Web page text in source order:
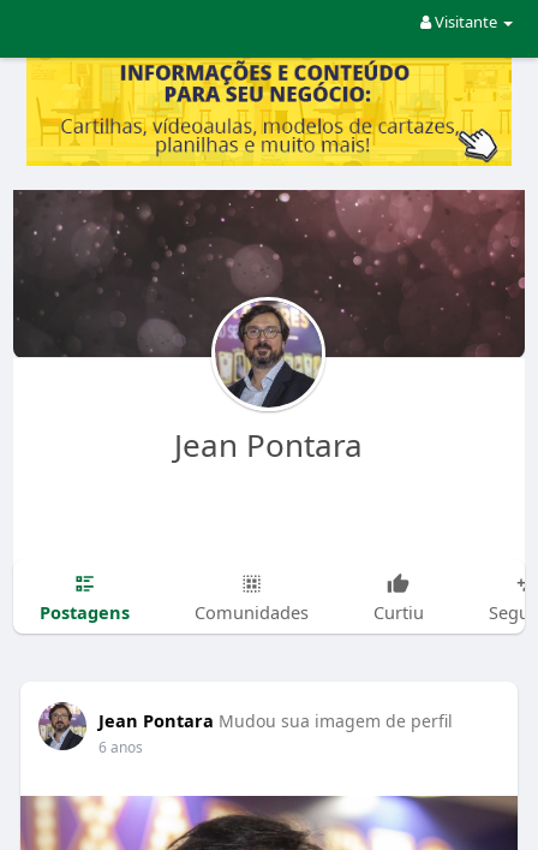
Visitante
Jean Pontara
Postagens Comunidades Curtiu
Jean Pontara Mudou sua imagem de perfil
6 anos